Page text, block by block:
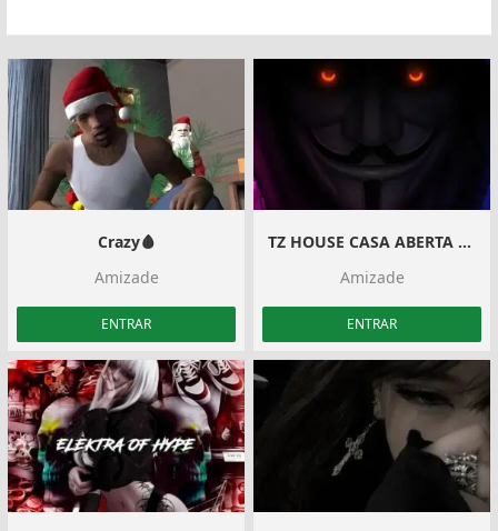
Crazy🩸
Amizade
ENTRAR
TZ HOUSE CASA ABERTA #300
Amizade
ENTRAR